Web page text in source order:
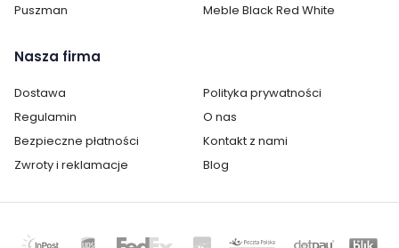
Kolor siedziska / blatu: dąb
Materiał stelaż:
Kolor stelaż: czarny
Długość rozłożona: 250
Puszman
Meble Black Red White
Nasza firma
Dostawa
Polityka prywatności
Regulamin
O nas
Bezpieczne płatności
Kontakt z nami
Zwroty i reklamacje
Blog